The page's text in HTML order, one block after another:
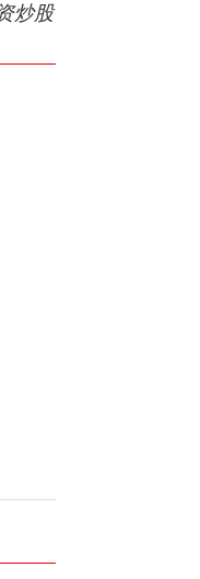
炒股